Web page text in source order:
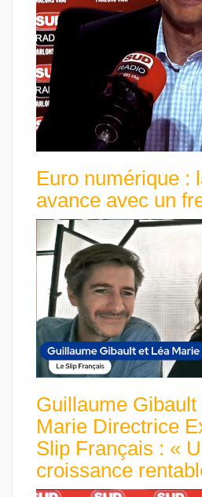
Euro numérique :
avance avec un
Guillaume
Marie Directrice
Slip Français : «
croissance